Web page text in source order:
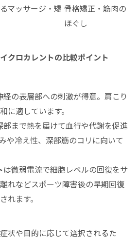
マッサージ・矯 骨格矯正・筋肉の
ほぐし
クロカレントの比較ポイント
経の表層部への刺激が得意。肩こり
に適しています。
部まで熱を届けて血行や代謝を促進
や冷え性、深部筋のコリに向いて
は微弱電流で細胞レベルの回復をサ
れなどスポーツ障害後の早期回復
れます。
状や目的に応じて選択されるた